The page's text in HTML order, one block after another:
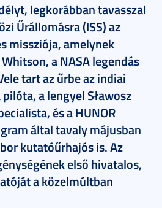
legkorábban tavasszal
Űrállomásra (ISS) az
missziója, amelynek
a NASA legendás
tart az űrbe az indiai
a lengyel Sławosz
és a HUNOR
által tavaly májusban
kutatóűrhajós is. Az
első hivatalos,
a közelmúltban